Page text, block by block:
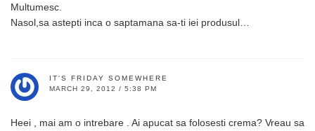
Multumesc.
Nasol,sa astepti inca o saptamana sa-ti iei produsul…
IT'S FRIDAY SOMEWHERE
MARCH 29, 2012 / 5:38 PM
Heei , mai am o intrebare . Ai apucat sa folosesti crema? Vreau sa